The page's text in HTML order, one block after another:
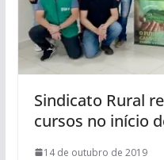
Sindicato Rural
cursos no início
14 de outubro de 2019